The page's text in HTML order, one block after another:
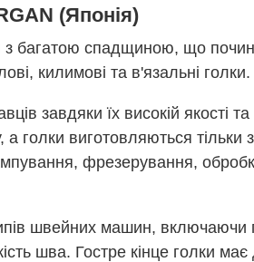
(Японія)
спадщиною, що
килимові та в'язальні голки.
завдяки їх високій якості
голки виготовляються тільки
фрезерування,
швейних машин, включаючи
шва. Гостре кінце голки